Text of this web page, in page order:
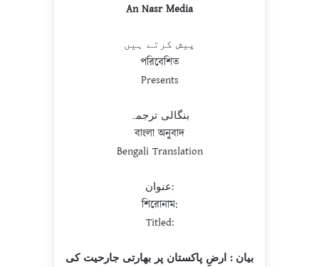
An Nasr Media
پیش کرتے ہیں
পরিবেশিত
Presents
بنگالی ترجمہ
বাংলা অনুবাদ
Bengali Translation
عنوان:
শিরোনাম:
Titled:
بيان : ارضِ پاکستان پر بھارتی جارحیت کی